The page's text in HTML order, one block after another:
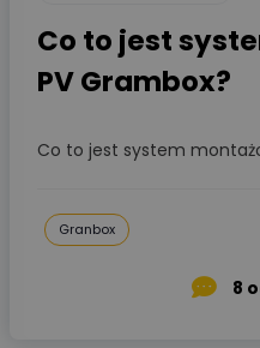
Co to jest
PV Grambox?
Co to jest system
Granbox
8